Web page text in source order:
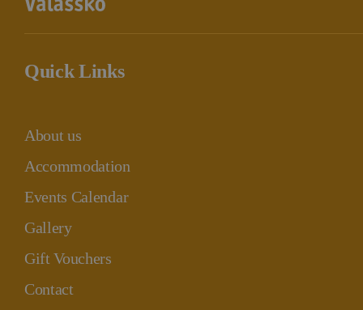
Quick Links
About us
Accommodation
Events Calendar
Gallery
Gift Vouchers
Contact